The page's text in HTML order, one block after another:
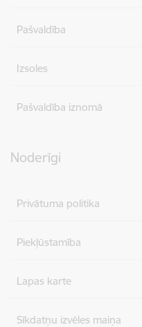
Pašvaldība
Izsoles
Pašvaldība iznomā
Noderīgi
Privātuma politika
Piekļūstamība
Lapas karte
Sīkdatņu izvēles maiņa